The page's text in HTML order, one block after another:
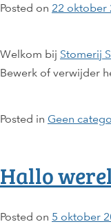
Posted on 22 oktober
Welkom bij Stomerij
Bewerk of verwijder
Posted in Geen
Hallo
Posted on 5 oktober